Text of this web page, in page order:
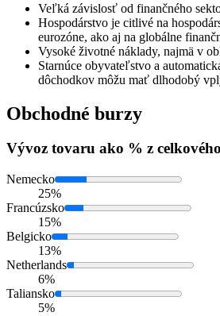
Veľká závislosť od finančného
Hospodárstvo je citlivé na
eurozóne, ako aj na globálne
Vysoké životné náklady, najmä v
Starnúce obyvateľstvo a
dôchodkov môžu mať dlhodobý
Obchodné burzy
Vývoz tovaru ako % z
Nemecko
25%
Francúzsko
15%
Belgicko
13%
Netherlands
6%
Taliansko
5%